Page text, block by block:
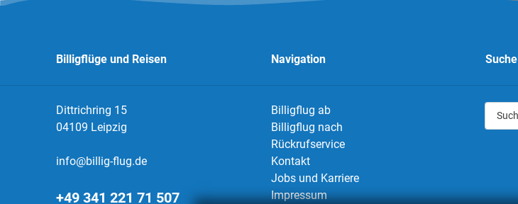
Billigflüge und Reisen
Dittrichring 15
04109 Leipzig
info@billig-flug.de
+49 341 221 71 507
Navigation
Billigflug ab
Billigflug nach
Rückrufservice
Kontakt
Jobs und Karriere
Impressum
Suche